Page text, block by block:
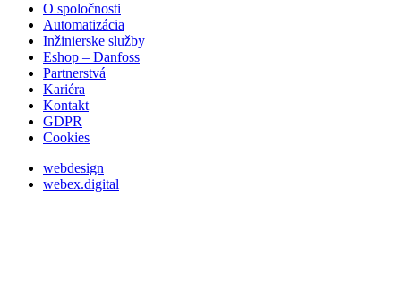
O spoločnosti
Automatizácia
Inžinierske služby
Eshop – Danfoss
Partnerstvá
Kariéra
Kontakt
GDPR
Cookies
webdesign
webex.digital